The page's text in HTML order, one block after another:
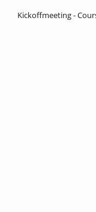
Kickoffmeeting -